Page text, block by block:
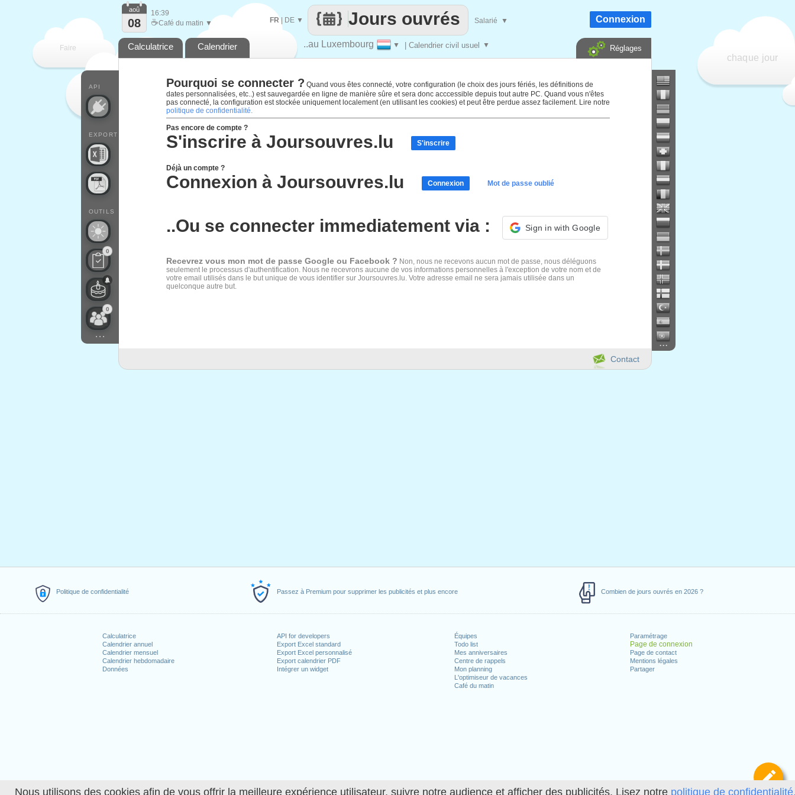
Nous utilisons des cookies afin de vous offrir la meilleure expérience utilisateur, suivre notre audience et afficher des publicités. Lisez notre politique de
Politique de confidentialité Passez à Premium pour supprimer les publicités et plus encore Combien de jours ouvrés en 2026 ?
Calculatrice
Calendrier annuel
Calendrier mensuel
Calendrier hebdomadaire
Données
API for developers
Export Excel standard
Export Excel personnalisé
Export calendrier PDF
Intégrer un widget
Équipes
Todo list
Mes anniversaires
Centre de rappels
Mon planning
L'optimiseur de vacances
Café du matin
Paramétrage
Page de connexion
Page de contact
Mentions légales
Partager
Faire
chaque jour
..au Luxembourg ▼ | Calendrier civil usuel ▼
Jours ouvrés
FR| DE ▼ Salarié ▼
API
EXPORT
OUTILS
0
0
...
aoû
08
16:39
☕Café du matin ▼ Connexion
Calculatrice Calendrier Réglages
...
Contact
Pourquoi se connecter ? Quand vous êtes connecté, votre configuration (le choix des jours fériés, les définitions de
dates personnalisées, etc..) est sauvegardée en ligne de manière sûre et sera donc acccessible depuis tout autre PC. Quand vous n'êtes
pas connecté, la configuration est stockée uniquement localement (en utilisant les cookies) et peut être perdue assez facilement. Lire notre
politique de confidentialité.
Pas encore de compte ?
S'inscrire à Joursouvres.lu S'inscrire
Déjà un compte ?
Connexion à Joursouvres.lu Connexion Mot de passe oublié
..Ou se connecter immediatement via : Sign in with Google
Recevrez vous mon mot de passe Google ou Facebook ? Non, nous ne recevons aucun mot de passe, nous déléguons
seulement le processus d'authentification. Nous ne recevrons aucune de vos informations personnelles à l'exception de votre nom et de
votre email utilisés dans le but unique de vous identifier sur Joursouvres.lu. Votre adresse email ne sera jamais utilisée dans un
quelconque autre but.